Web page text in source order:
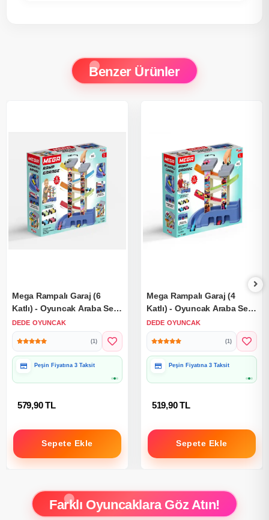
Benzer Ürünler
Mega Rampalı Garaj (6
Katlı) - Oyuncak Araba Seti
Yarış Seti Kaydıraklı
Otopark Garaj Seti
DEDE OYUNCAK
(1)
Peşin Fiyatına 3 Taksit
579,90 TL
Sepete Ekle
Mega Rampalı Garaj (4
Katlı) - Oyuncak Araba Seti
Yarış Seti Kaydıraklı
Otopark Garaj Seti
DEDE OYUNCAK
(1)
Peşin Fiyatına 3 Taksit
519,90 TL
Sepete Ekle
Farklı Oyuncaklara Göz Atın!